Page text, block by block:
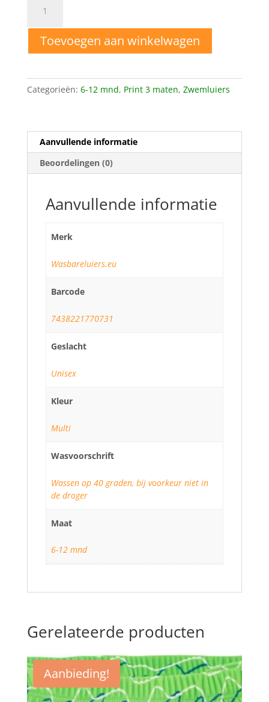
mnd
Wasbare
zwemluier
Toevoegen aan winkelwagen
Categorieën: 6-12 mnd, Print 3 maten, Zwemluiers
Aanvullende informatie
Beoordelingen (0)
Aanvullende informatie
Merk
Wasbareluiers.eu
Barcode
7438221770731
Geslacht
Unisex
Kleur
Multi
Wasvoorschrift
Wassen op 40 graden, bij voorkeur niet in
de droger
Maat
6-12 mnd
Gerelateerde producten
Aanbieding!